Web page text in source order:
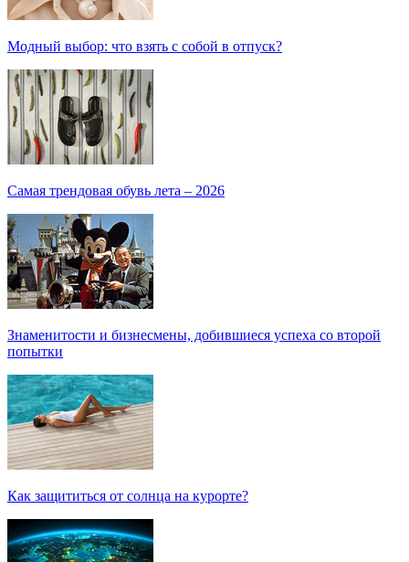
Модный выбор: что взять с собой в отпуск?
Самая трендовая обувь лета – 2026
Знаменитости и бизнесмены, добившиеся успеха со второй
попытки
Как защититься от солнца на курорте?